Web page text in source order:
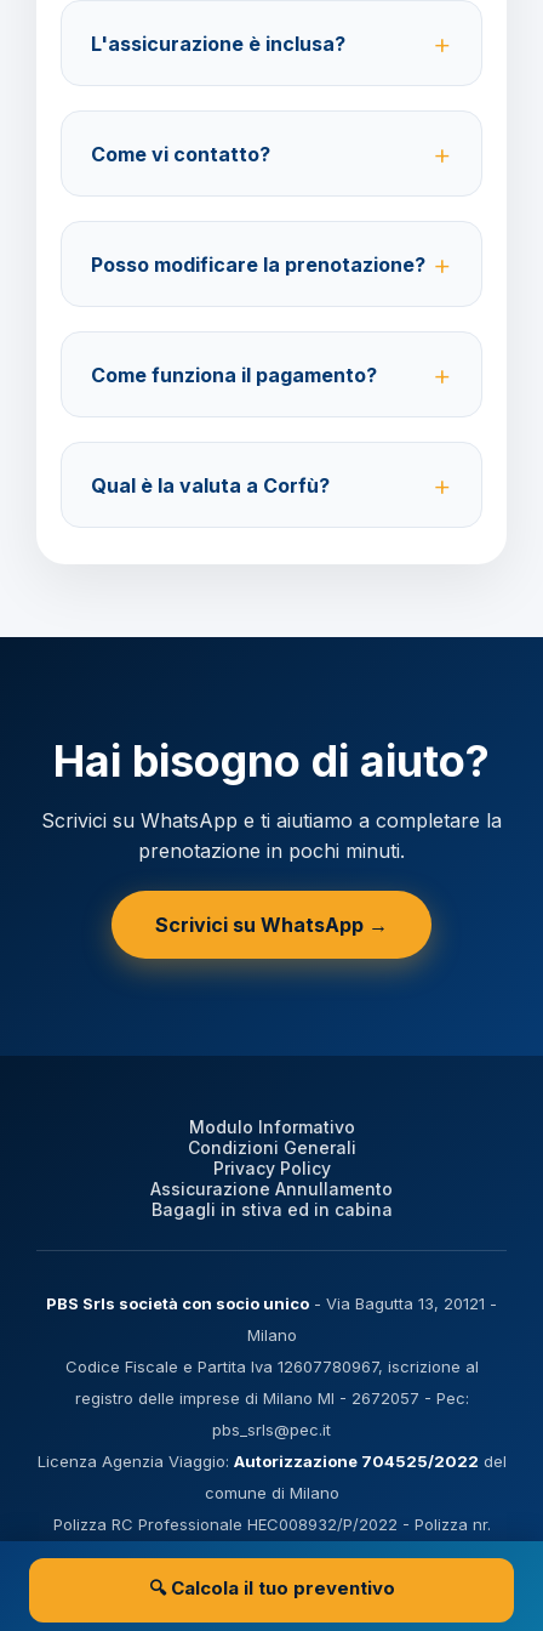
per la destinazione scelta.
L'assicurazione è inclusa?
consigliate per coprire spese mediche e
cancellazione viaggio.
Come vi contatto?
amministrazione@barbaviaggi.it, o tramite il sito
barbaviaggi.it.
Posso modificare la prenotazione?
prima della partenza con un costo di 70 euro a
modifica.
Come funziona il pagamento?
Acconto del 40% alla prenotazione, saldo 30 giorni
prima della partenza.
Qual è la valuta a Corfù?
Hai bisogno di aiuto?
Scrivici su WhatsApp e ti aiutiamo a completare la
prenotazione in pochi minuti.
Scrivici su WhatsApp →
Modulo Informativo
Condizioni Generali
Privacy Policy
Assicurazione Annullamento
Bagagli in stiva ed in cabina
PBS Srls società con socio unico - Via Bagutta 13, 20121 -
Milano
Codice Fiscale e Partita Iva 12607780967, iscrizione al
registro delle imprese di Milano MI - 2672057 - Pec:
pbs_srls@pec.it
Licenza Agenzia Viaggio: Autorizzazione 704525/2022 del
comune di Milano
Polizza RC Professionale HEC008932/P/2022 - Polizza nr.
202933048 Filo diretto Protection in sostituzione del Fondo di
Garanzia
🔍 Calcola il tuo preventivo